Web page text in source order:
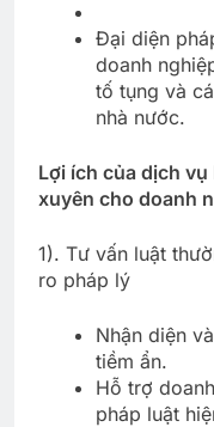
Đại diện
doanh
tố tụng và
nhà nước.
Lợi ích của dịch
xuyên cho doanh
1). Tư vấn luật
ro pháp lý
Nhận diện
tiềm ẩn.
Hỗ trợ
pháp luật